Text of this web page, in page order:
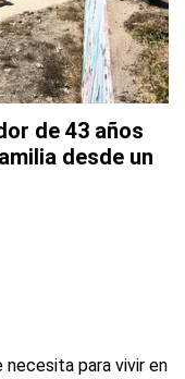
de 43 años
desde un